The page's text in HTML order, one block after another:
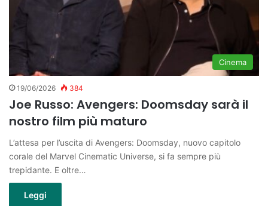
Cinema
19/06/2026 384
Joe Russo: Avengers: Doomsday sarà il
nostro film più maturo
L’attesa per l’uscita di Avengers: Doomsday, nuovo capitolo
corale del Marvel Cinematic Universe, si fa sempre più
trepidante. E oltre…
Leggi